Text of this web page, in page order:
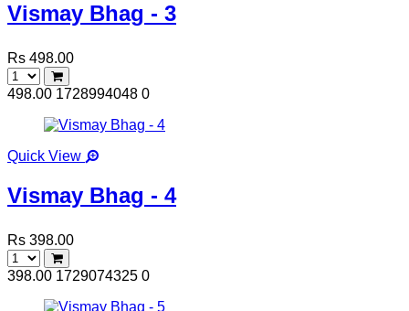
Vismay Bhag - 3
Rs 498.00
498.00 1728994048 0
Quick View
Vismay Bhag - 4
Rs 398.00
398.00 1729074325 0